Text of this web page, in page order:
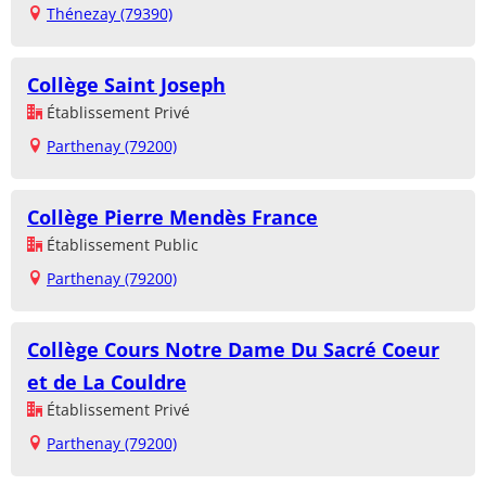
Thénezay (79390)
Collège Saint Joseph
Établissement Privé
Parthenay (79200)
Collège Pierre Mendès France
Établissement Public
Parthenay (79200)
Collège Cours Notre Dame Du Sacré Coeur
et de La Couldre
Établissement Privé
Parthenay (79200)